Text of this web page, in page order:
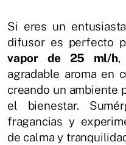
Si eres un
difusor es perfecto
vapor de 25 ml/h,
agradable aroma en
creando un ambiente
el bienestar.
fragancias y
de calma y